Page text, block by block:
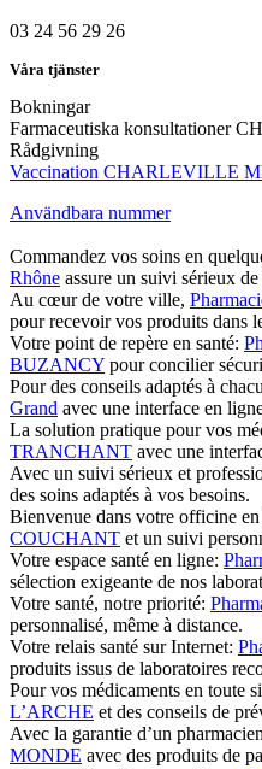
03 24 56 29 26
Våra tjänster
Bokningar
Farmaceutiska konsultationer
Rådgivning
Vaccination CHARLEVILLE
Användbara nummer
Commandez vos soins en
Rhône assure un suivi sérieux
Au cœur de votre ville,
pour recevoir vos produits dans
Votre point de repère en santé:
BUZANCY pour concilier
Pour des conseils adaptés à
Grand avec une interface en
La solution pratique pour vos
TRANCHANT avec une
Avec un suivi sérieux et
des soins adaptés à vos besoins.
Bienvenue dans votre officine
COUCHANT et un suivi
Votre espace santé en ligne:
sélection exigeante de nos
Votre santé, notre priorité:
personnalisé, même à distance.
Votre relais santé sur Internet:
produits issus de laboratoires
Pour vos médicaments en toute
L’ARCHE et des conseils de
Avec la garantie d’un
MONDE avec des produits de